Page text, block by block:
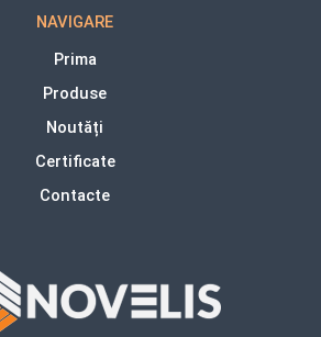
NAVIGARE
Prima
Produse
Noutăți
Certificate
Contacte